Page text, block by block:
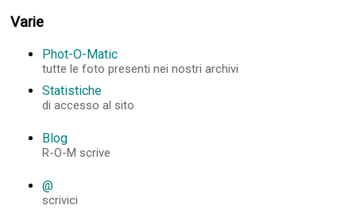
Varie
Phot-O-Matic
tutte le foto presenti nei nostri archivi
Statistiche
di accesso al sito
Blog
R-O-M scrive
@
scrivici